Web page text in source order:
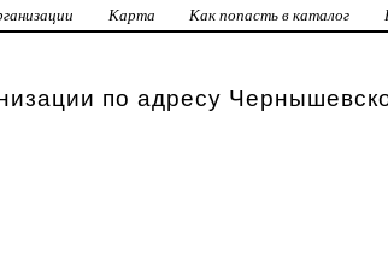
Карта Как попасть в каталог
по адресу